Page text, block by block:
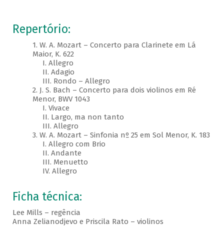
Repertório:
1. W. A. Mozart – Concerto para Clarinete em Lá
Maior, K. 622
I. Allegro
II. Adagio
III. Rondo – Allegro
2. J. S. Bach – Concerto para dois violinos em Ré
Menor, BWV 1043
I. Vivace
II. Largo, ma non tanto
III. Allegro
3. W. A. Mozart – Sinfonia nº 25 em Sol Menor, K. 183
I. Allegro com Brio
II. Andante
III. Menuetto
IV. Allegro
Ficha técnica:
Lee Mills – regência
Anna Zelianodjevo e Priscila Rato – violinos